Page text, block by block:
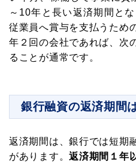
～10年と長い返済期間と
従業員へ賞与を支払うため
年２回の会社であれば、次
ることが通常です。
銀行融資の返済期間
返済期間は、銀行では短期
があります。返済期間１年